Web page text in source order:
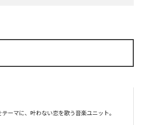
テーマに、叶わない恋を歌う音楽ユニット。